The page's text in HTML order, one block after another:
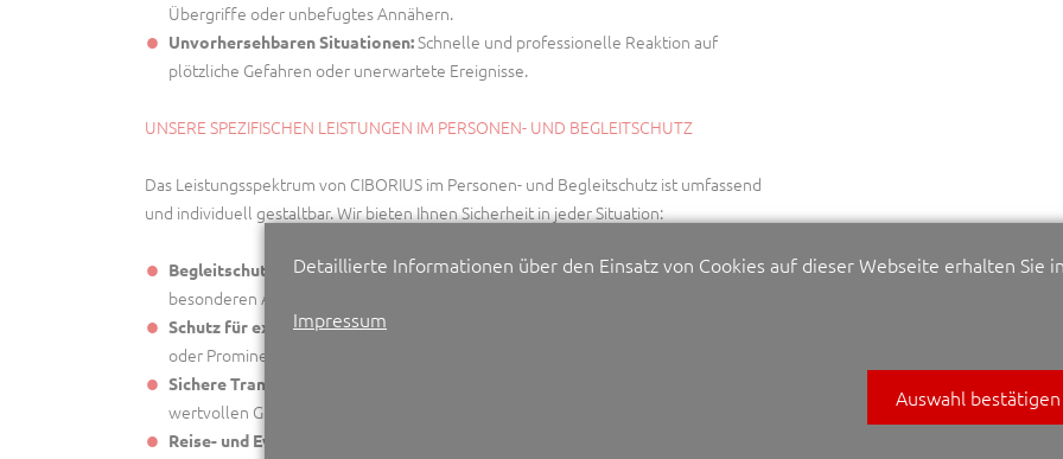
Übergriffe oder unbefugtes Annähern.
Unvorhersehbaren Situationen:Schnelle und professionelle Reaktion auf
plötzliche Gefahren oder unerwartete Ereignisse.
UNSERE SPEZIFISCHEN LEISTUNGEN IM PERSONEN- UND BEGLEITSCHUTZ
Das Leistungsspektrum von CIBORIUS im Personen- und Begleitschutz ist umfassend
und individuell gestaltbar. Wir bieten Ihnen Sicherheit in jeder Situation:
Begleitschutz für Privatpersonen:Schutz im Alltag, auf Reisen oder bei
besonderen Anlässen.
Schutz für exponierte Persönlichkeiten:
oder Prominenten bei allen Aktivitäten.
Sichere Transporte:
wertvollen Gütern.
Reise- und Eventbegleitung:
Detaillierte Informationen über den Einsatz von Cookies auf dieser Webseite erhalten Sie
Impressum
Auswahl bestätigen